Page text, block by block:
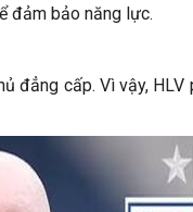
đảm bảo năng lực.
đẳng cấp. Vì vậy,